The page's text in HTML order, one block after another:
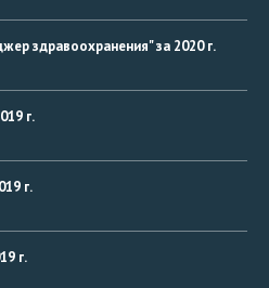
здравоохранения" за 2020 г.
г.
г.
г.